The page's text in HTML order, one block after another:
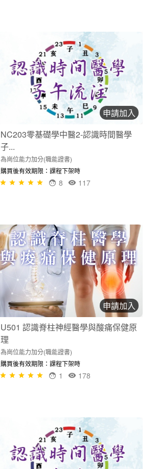
申請加入
NC203零基礎學中醫2-認識時間醫學
子...
為崗位能力加分(職能證書)
購買後有效期限：課程下架時
117
8
申請加入
U501 認識脊柱神經醫學與酸痛保健原
理
為崗位能力加分(職能證書)
購買後有效期限：課程下架時
178
1